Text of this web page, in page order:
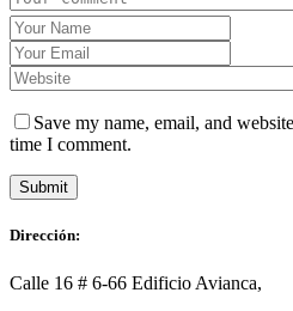
Save my name, email, and
time I comment.
Submit
Dirección:
Calle 16 # 6-66 Edificio Avianca,